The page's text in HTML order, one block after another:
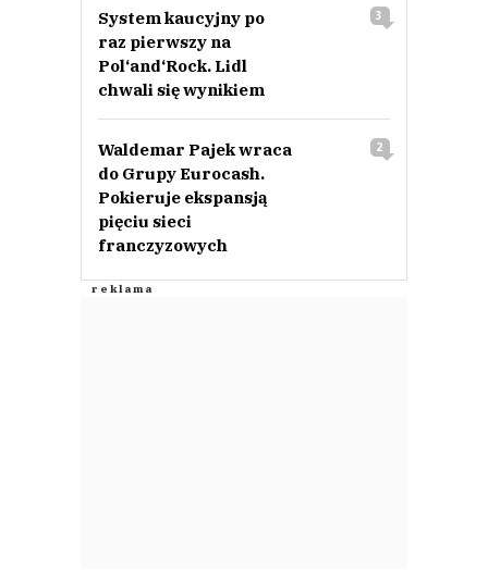
System kaucyjny po
raz pierwszy na
Pol‘and‘Rock. Lidl
chwali się wynikiem
3
Waldemar Pajek wraca
do Grupy Eurocash.
Pokieruje ekspansją
pięciu sieci
franczyzowych
2